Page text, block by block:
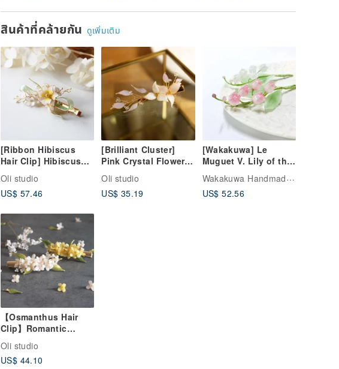
Cherry Blossoms
Florence, Italy
สินค้าที่คล้ายกัน ดูเพิ่มเติม
[Ribbon Hibiscus
Hair Clip] Hibiscus
Apple Green Bow
Handmade Copper
Wire Resin Hair
Oli studio
US$ 57.46
[Brilliant Cluster]
Pink Crystal Flower
Hairpin Handmade
Bronze Resin Hairpin
Oli studio
US$ 35.19
[Wakakuwa] Le
Muguet V. Lily of the
Valley. Handmade
Hair
Accessory/Headwear/
Wakakuwa Handmade Acessory
US$ 52.56
【Osmanthus Hair
Clip】Romantic
- Handmade Copper
Wire Resin Hair
Oli studio
US$ 44.10